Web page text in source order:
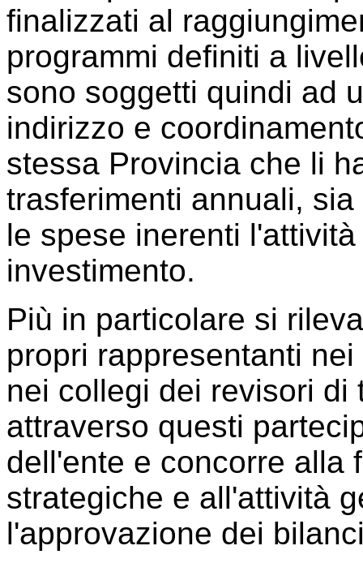
finalizzati al
programmi definiti a
sono soggetti quindi ad
indirizzo e
stessa Provincia che li
trasferimenti annuali,
le spese inerenti
investimento.
Più in particolare si
propri rappresentanti
nei collegi dei revisori
attraverso questi
dell'ente e concorre alla
strategiche e all'attività
l'approvazione dei